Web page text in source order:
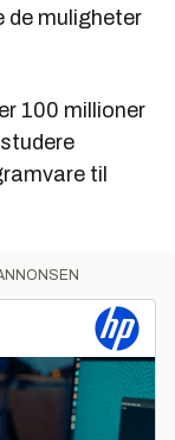
de muligheter
100 millioner
til